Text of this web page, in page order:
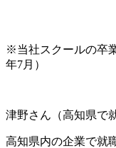
※当社スクールの卒
年7月）
津野さん（高知県で
高知県内の企業で就